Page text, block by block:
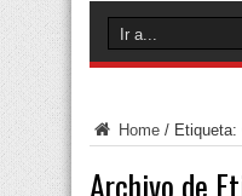
Home / Etiqueta:
Archivo de